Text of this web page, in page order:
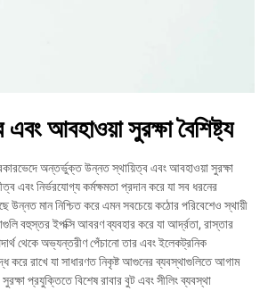
আবহাওয়া সুরক্ষা বৈশিষ্ট্য
অন্তর্ভুক্ত উন্নত স্থায়িত্ব এবং আবহাওয়া সুরক্ষা
এবং নির্ভরযোগ্য কর্মক্ষমতা প্রদান করে যা সব ধরনের
উন্নত মান নিশ্চিত করে এমন সবচেয়ে কঠোর পরিবেশেও স্থায়ী
বহুস্তর ইপক্সি আবরণ ব্যবহার করে যা আর্দ্রতা, রাস্তার
থেকে অভ্যন্তরীণ পেঁচানো তার এবং ইলেকট্রনিক
করে রাখে যা সাধারণত নিকৃষ্ট আগুনের ব্যবস্থাগুলিতে আগাম
প্রযুক্তিতে বিশেষ রাবার বুট এবং সীলিং ব্যবস্থা